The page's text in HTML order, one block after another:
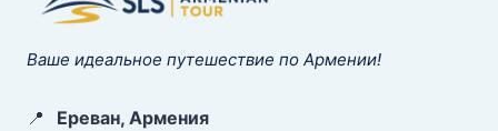
Ваше идеальное путешествие по Армении!
📍
Ереван, Армения